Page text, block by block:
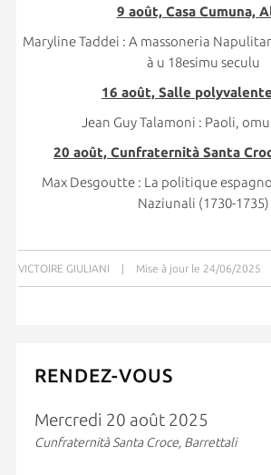
9 août, Casa Cumuna,
Maryline Taddei : A massoneria
à u 18esimu seculu
16 août, Salle
Jean Guy Talamoni : Paoli,
20 août, Cunfraternità Santa
Max Desgoutte : La politique
Naziunali (1730-1735)
VICTOIRE GIULIANI | Mise à jour le 24/06/2025
RENDEZ-VOUS
Mercredi 20 août 2025
Cunfraternità Santa Croce, Barrettali